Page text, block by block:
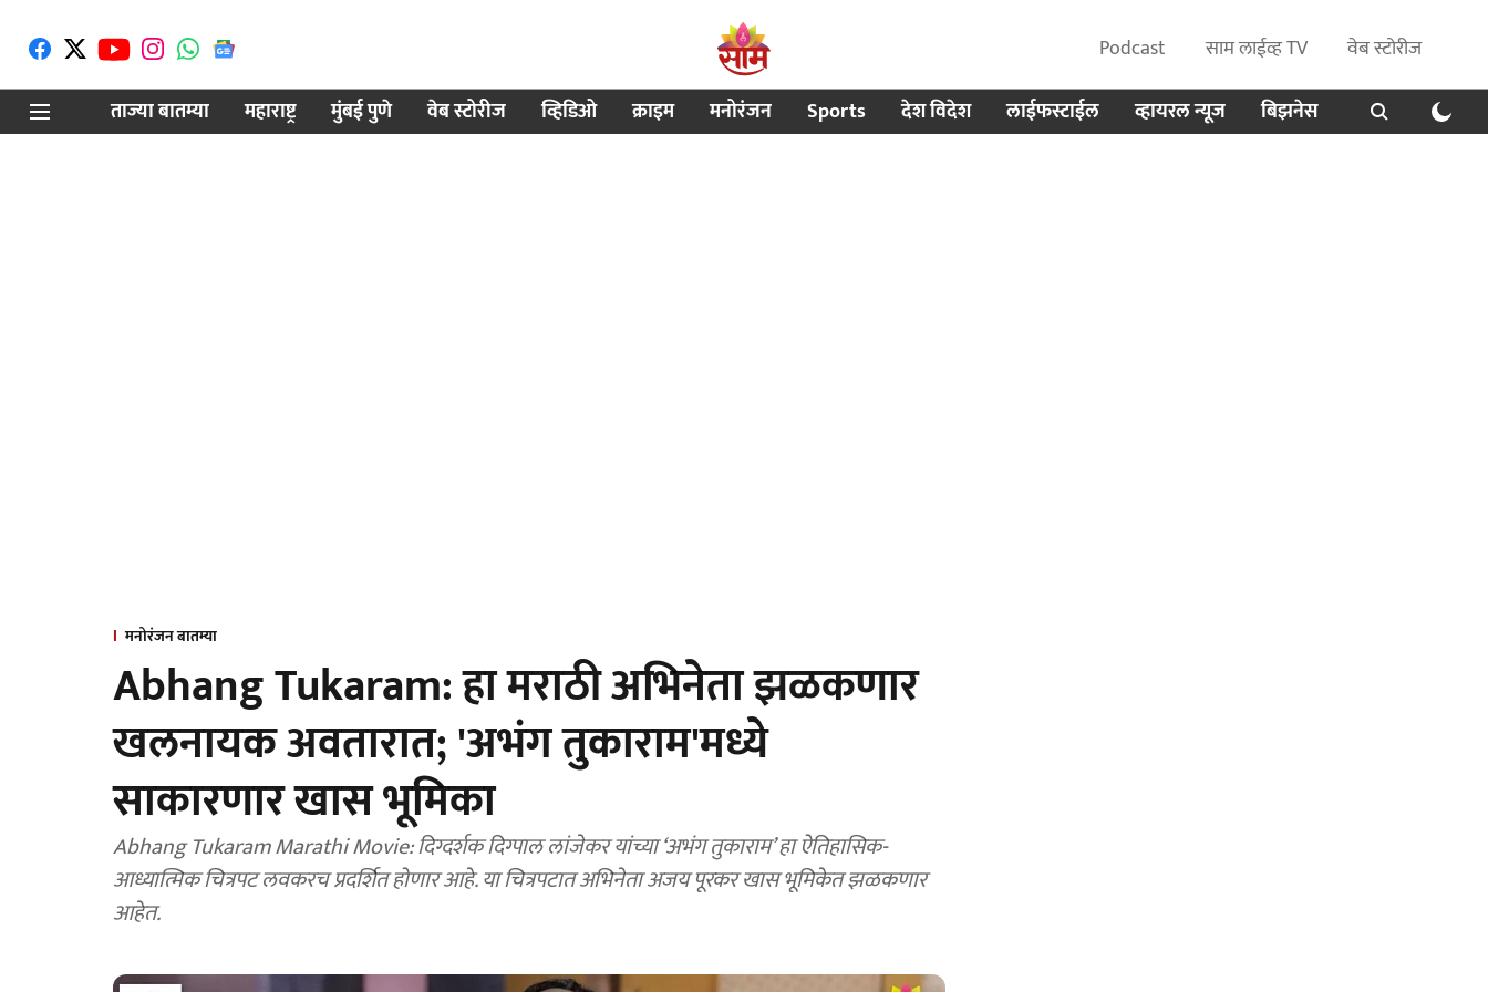
Podcast साम लाईव्ह TV
वेब स्टोरीज
ताज्या बातम्या
महाराष्ट्र मुंबई पुणे वेब स्टोरीज व्हिडिओ क्राइम मनोरंजन Sports देश विदेश लाईफस्टाईल व्हायरल न्यूज बिझनेस
मनोरंजन बातम्या
Abhang Tukaram: हा मराठी अभिनेता झळकणार
खलनायक अवतारात; 'अभंग तुकाराम'मध्ये
साकारणार खास भूमिका
Abhang Tukaram Marathi Movie: दिग्दर्शक दिग्पाल लांजेकर यांच्या ‘अभंग तुकाराम’ हा ऐतिहासिक-
आध्यात्मिक चित्रपट लवकरच प्रदर्शित होणार आहे. या चित्रपटात अभिनेता अजय पूरकर खास भूमिकेत झळकणार
आहेत.